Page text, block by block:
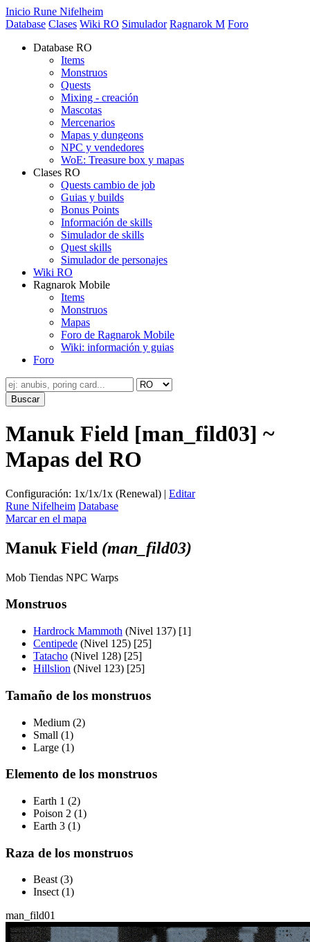
Inicio Rune Nifelheim
Database Clases Wiki RO Simulador Ragnarok M Foro
Database RO
Items
Monstruos
Quests
Mixing - creación
Mascotas
Mercenarios
Mapas y dungeons
NPC y vendedores
WoE: Treasure box y mapas
Clases RO
Quests cambio de job
Guias y builds
Bonus Points
Información de skills
Simulador de skills
Quest skills
Simulador de personajes
Wiki RO
Ragnarok Mobile
Items
Monstruos
Mapas
Foro de Ragnarok Mobile
Wiki: información y guias
Foro
Manuk Field [man_fild03] ~
Mapas del RO
Configuración: 1x/1x/1x (Renewal) | Editar
Rune Nifelheim Database
Marcar en el mapa
Manuk Field (man_fild03)
Mob Tiendas NPC Warps
Monstruos
Hardrock Mammoth (Nivel 137) [1]
Centipede (Nivel 125) [25]
Tatacho (Nivel 128) [25]
Hillslion (Nivel 123) [25]
Tamaño de los monstruos
Medium (2)
Small (1)
Large (1)
Elemento de los monstruos
Earth 1 (2)
Poison 2 (1)
Earth 3 (1)
Raza de los monstruos
Beast (3)
Insect (1)
man_fild01